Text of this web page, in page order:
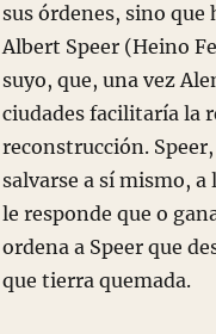
sus órdenes, sino
Albert Speer (Heino
suyo, que, una vez
ciudades facilitaría la
reconstrucción.
salvarse a sí mismo,
le responde que o
ordena a Speer que
que tierra quemada.